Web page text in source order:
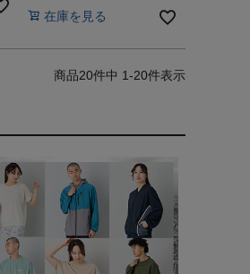
在庫を見る
20件中 1-20件表示